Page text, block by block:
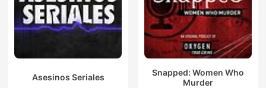
Asesinos Seriales
Snapped: Women Who
Murder